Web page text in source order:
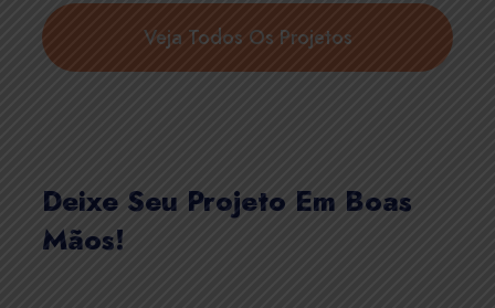
Veja Todos Os Projetos
Deixe Seu Projeto Em Boas
Mãos!